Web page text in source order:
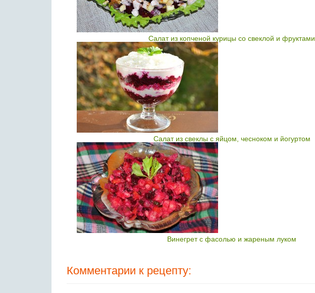
Салат из копченой курицы со свеклой и фруктами
Салат из свеклы с яйцом, чесноком и йогуртом
Винегрет с фасолью и жареным луком
Комментарии к рецепту: